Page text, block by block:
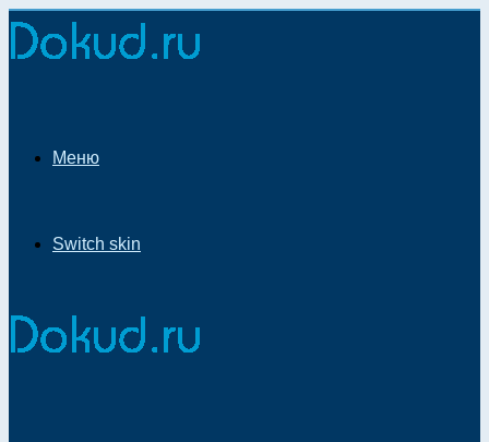
Меню
Switch skin